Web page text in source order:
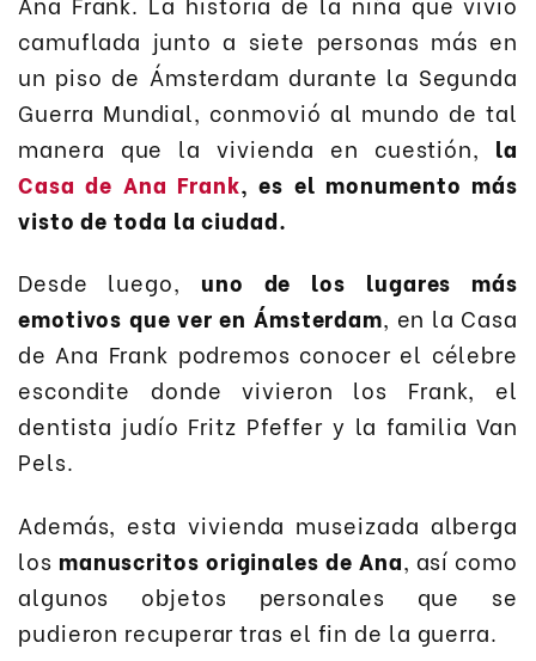
camuflada junto a siete personas más en
un piso de Ámsterdam durante la Segunda
Guerra Mundial, conmovió al mundo de tal
manera que la vivienda en cuestión, la
Casa de Ana Frank, es el monumento más
visto de toda la ciudad.
Desde luego, uno de los lugares más
emotivos que ver en Ámsterdam, en la Casa
de Ana Frank podremos conocer el célebre
escondite donde vivieron los Frank, el
dentista judío Fritz Pfeffer y la familia Van
Pels.
Además, esta vivienda museizada alberga
los manuscritos originales de Ana, así como
algunos objetos personales que se
pudieron recuperar tras el fin de la guerra.